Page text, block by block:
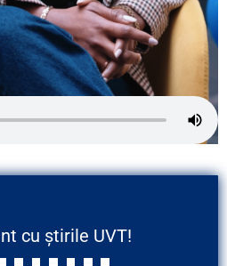
cu știrile UVT!